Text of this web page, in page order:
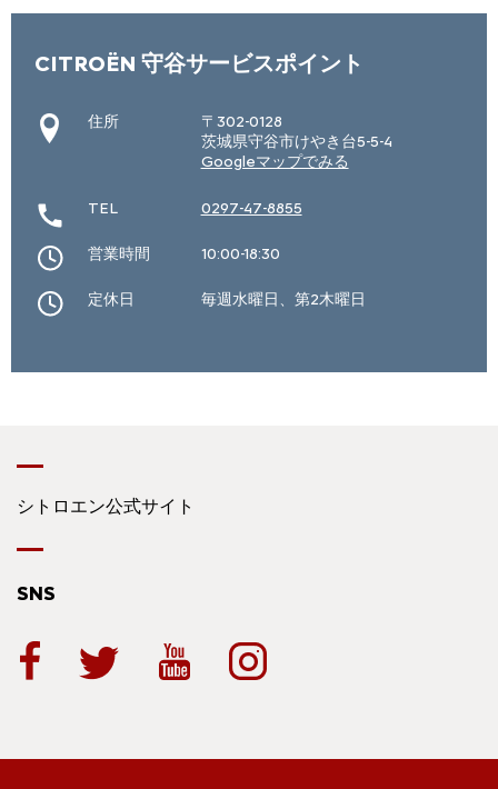
CITROËN 守谷サービスポイント
住所
〒302-0128
茨城県守谷市けやき台5-5-4
Googleマップでみる
TEL 0297-47-8855
営業時間 10:00-18:30
定休日 毎週水曜日、第2木曜日
シトロエン公式サイト
SNS